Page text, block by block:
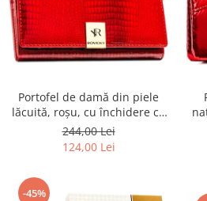
Portofel de damă din piele
lăcuită, roșu, cu închidere cu
capsă - Rovicky PTR-RH-22-1-
RS RED
244,00 Lei
124,00 Lei
-45%